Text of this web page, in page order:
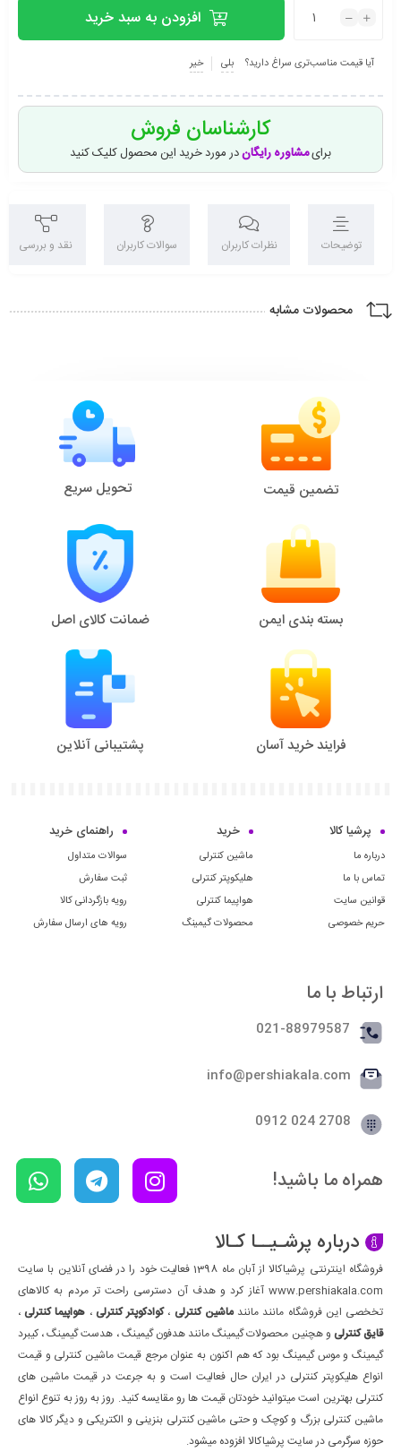
افزودن به سبد خرید
آیا قیمت مناسب‌تری سراغ دارید؟ بلی خیر
کارشناسان فروش
برایمشاوره رایگان در مورد خرید این محصول کلیک کنید
توضیحات نظرات کاربران سوالات کاربران نقد و بررسی
محصولات مشابه
تضمین قیمت تحویل سریع
بسته بندی ایمن ضمانت کالای اصل
فرایند خرید آسان پشتیبانی آنلاین
پرشیا کالا
درباره ما
تماس با ما
قوانین سایت
حریم خصوصی
خرید
ماشین کنترلی
هلیکوپتر کنترلی
هواپیما کنترلی
محصولات گیمینگ
راهنمای خرید
سوالات متداول
ثبت سفارش
رویه بازگردانی کالا
رویه های ارسال سفارش
ارتباط با ما
021-88979587
info@pershiakala.com
2708 024 0912
همراه ما باشید!
درباره پرشـیــا کـالا
فروشگاه اینترنتی پرشیاکالا از آبان ماه 1398 فعالیت خود را در فضای آنلاین با سایت
www.pershiakala.com آغاز کرد و هدف آن دسترسی راحت تر مردم به کالاهای
تخخصی این فروشگاه مانند مانندماشین کنترلی ،کوادکوپتر کنترلی ، هواپیما کنترلی،
قایق کنترلی و هچنین محصولات گیمینگ مانند هدفون گیمینگ ، هدست گیمینگ ، کیبرد
گیمینگ و موس گیمینگ بود که هم اکنون به عنوان مرجع قیمت ماشین کنترلی و قیمت
انواع هلیکوپتر کنترلی در ایران حال فعالیت است و به جرعت در قیمت ماشین های
کنترلی بهترین است میتوانید خودتان قیمت ها رو مقایسه کنید. روز به روز به تنوع انواع
ماشین کنترلی بزرگ و کوچک و حتی ماشین کنترلی بنزینی و الکتریکی و دیگر کالا های
حوزه سرگرمی در سایت پرشیاکالا افزوده میشود.